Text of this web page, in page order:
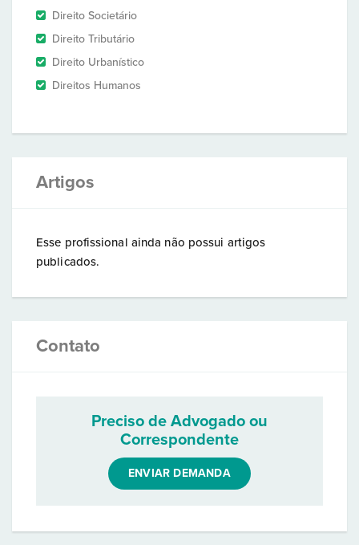
Direito Societário
Direito Tributário
Direito Urbanístico
Direitos Humanos
Artigos
Esse profissional ainda não possui artigos
publicados.
Contato
Preciso de Advogado ou
Correspondente
ENVIAR DEMANDA